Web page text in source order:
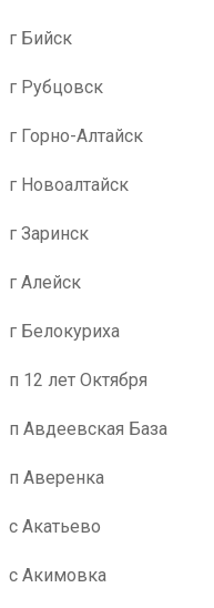
г Бийск
г Рубцовск
г Горно-Алтайск
г Новоалтайск
г Заринск
г Алейск
г Белокуриха
п 12 лет Октября
п Авдеевская База
п Аверенка
с Акатьево
с Акимовка